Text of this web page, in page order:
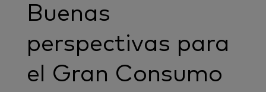
Buenas
perspectivas para
el Gran Consumo